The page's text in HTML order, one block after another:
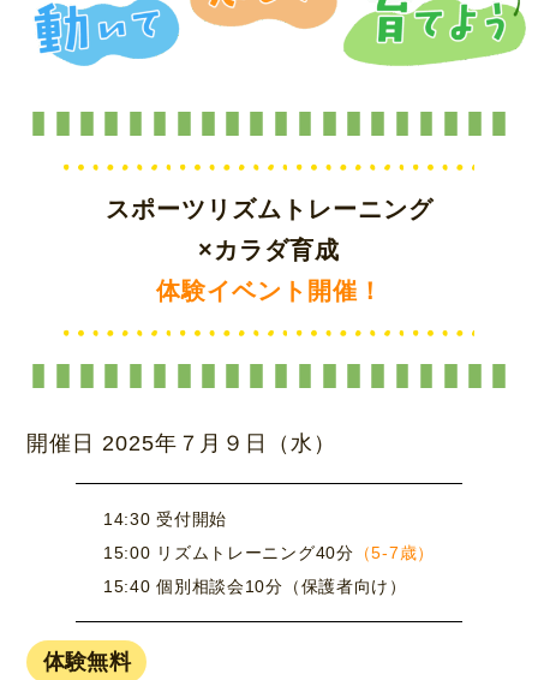
スポーツリズムトレーニング
×カラダ育成
体験イベント開催！
開催日2025年 ７ 月 ９ 日（水）
14:30 受付開始
15:00 リズムトレーニング40分 （5-7歳）
15:40 個別相談会10分（保護者向け）
体験無料